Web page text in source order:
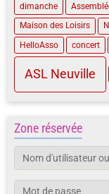
dimanche
Maison des Loisirs
HelloAsso
concert
ASL Neuville
Zone réservée